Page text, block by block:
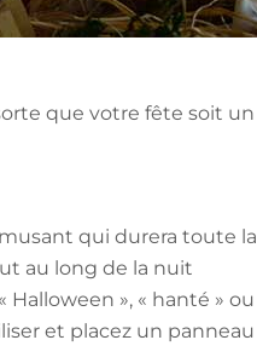
que votre fête soit un
qui durera toute la
au long de la nuit
», « hanté » ou
et placez un panneau